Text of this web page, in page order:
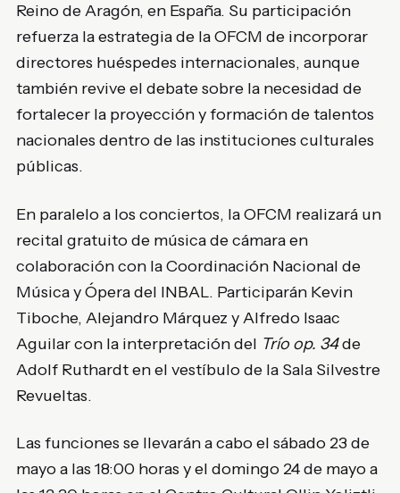
Reino de Aragón, en España. Su participación
refuerza la estrategia de la OFCM de incorporar
directores huéspedes internacionales, aunque
también revive el debate sobre la necesidad de
fortalecer la proyección y formación de talentos
nacionales dentro de las instituciones culturales
públicas.
En paralelo a los conciertos, la OFCM realizará un
recital gratuito de música de cámara en
colaboración con la Coordinación Nacional de
Música y Ópera del INBAL. Participarán Kevin
Tiboche, Alejandro Márquez y Alfredo Isaac
Aguilar con la interpretación del Trío op. 34de
Adolf Ruthardt en el vestíbulo de la Sala Silvestre
Revueltas.
Las funciones se llevarán a cabo el sábado 23 de
mayo a las 18:00 horas y el domingo 24 de mayo a